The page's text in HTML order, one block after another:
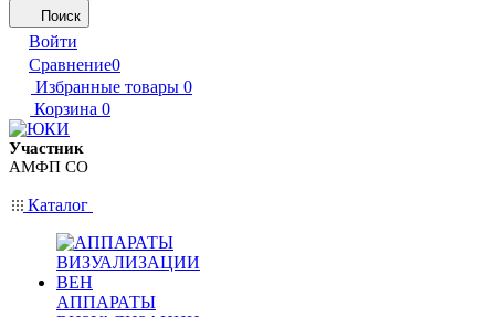
Поиск
Войти
Сравнение0
Избранные товары 0
Корзина 0
Участник
АМФП СО
Каталог
АППАРАТЫ